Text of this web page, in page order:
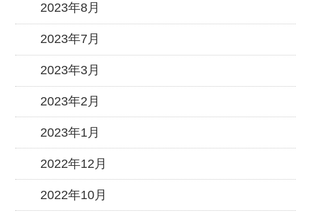
2023年8月
2023年7月
2023年3月
2023年2月
2023年1月
2022年12月
2022年10月